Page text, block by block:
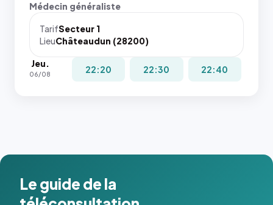
Médecin généraliste
TarifSecteur 1
LieuChâteaudun (28200)
Jeu.
06/08 22:20 22:30 22:40
Le guide de la